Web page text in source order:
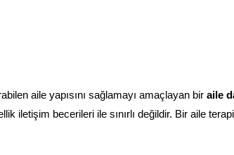
aile yapısını sağlamayı amaçlayan bir aile
iletişim becerileri ile sınırlı değildir. Bir aile